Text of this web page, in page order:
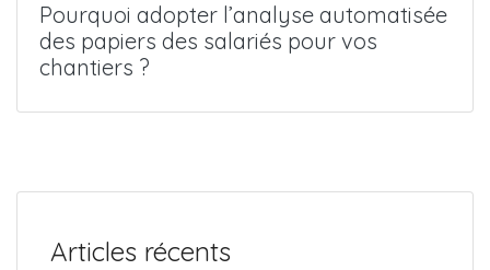
Pourquoi adopter l’analyse automatisée
des papiers des salariés pour vos
chantiers ?
Articles récents